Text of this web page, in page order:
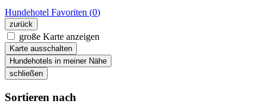
Hundehotel Favoriten (0)
zurück
große Karte anzeigen
Karte ausschalten
Hundehotels in meiner Nähe
schließen
Sortieren nach